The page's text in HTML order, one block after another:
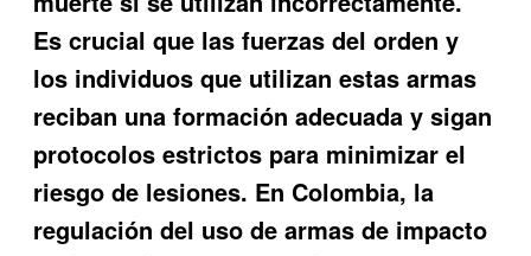
Es crucial que las fuerzas del orden y
los individuos que utilizan estas armas
reciban una formación adecuada y sigan
protocolos estrictos para minimizar el
riesgo de lesiones. En Colombia, la
regulación del uso de armas de impacto